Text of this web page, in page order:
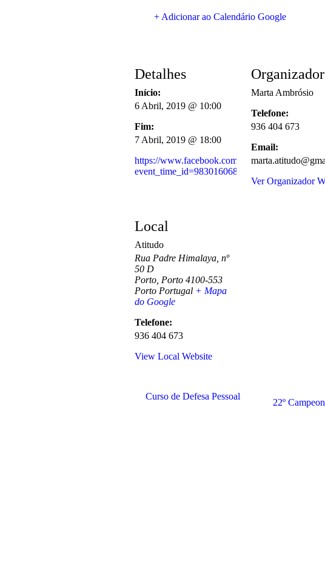
+ Adicionar ao Calendário Google
Detalhes
Início:
6 Abril, 2019 @ 10:00
Fim:
7 Abril, 2019 @ 18:00
https://www.facebook.com/events/
Organizador
Marta Ambrósio
Telefone:
936 404 673
Email:
Ver Organizador
Local
Atitudo
Rua Padre Himalaya, nº
50 D
Porto Porto 4100-553
Porto Portugal + Mapa
do Google
Telefone:
936 404 673
View Local Website
Curso de Defesa Pessoal
22º